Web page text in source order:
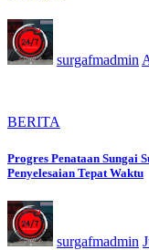
surgafmadmin
BERITA
Progres Penataan Sungai
Penyelesaian Tepat Waktu
surgafmadmin